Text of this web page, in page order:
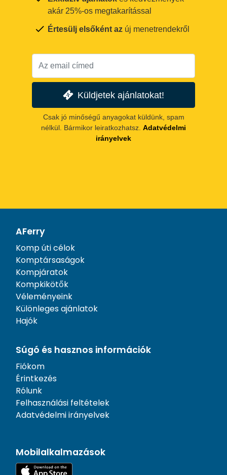
akár 25%-os megtakarítással
Értesülj elsőként az új menetrendekről
Küldjetek ajánlatokat!
Csak jó minőségű anyagokat küldünk, spam
nélkül. Bármikor leiratkozhatsz. Adatvédelmi
irányelvek
AFerry
Komp úti célok
Komptársaságok
Kompjáratok
Kompkikötők
Véleményeink
Különleges ajánlatok
Hajók
Súgó és hasznos információk
Fiókom
Érintkezés
Rólunk
Felhasználási feltételek
Adatvédelmi irányelvek
Mobilalkalmazások